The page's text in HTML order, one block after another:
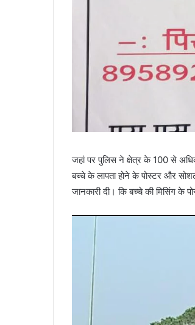
जहां पर पुलिस ने क्षेत्र के 100 से
बच्चे के लापता होने के पोस्टर और
जानकारी दी। कि बच्चे की मिसिंग के